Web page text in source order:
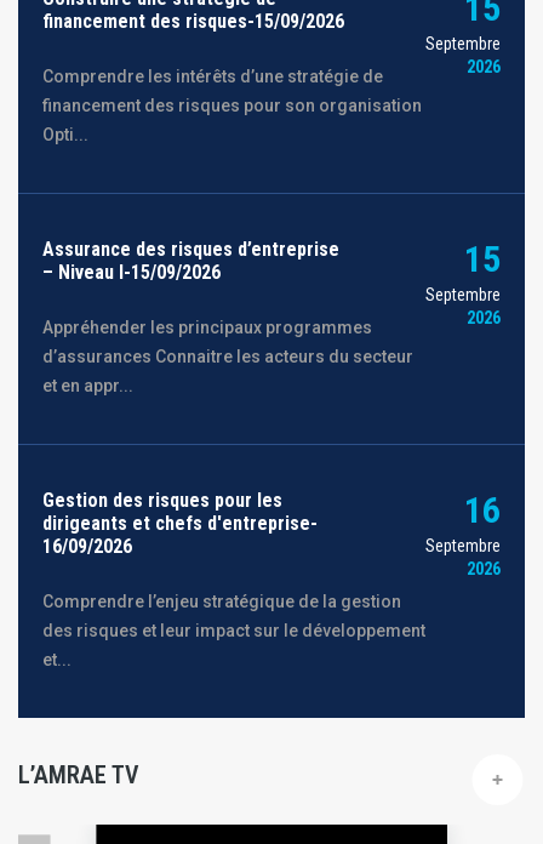
financement des risques-15/09/2026
Comprendre les intérêts d’une stratégie de
financement des risques pour son organisation
Opti...
Septembre
2026
Assurance des risques d’entreprise
– Niveau I-15/09/2026
Appréhender les principaux programmes
d’assurances Connaitre les acteurs du secteur
et en appr...
15
Septembre
2026
Gestion des risques pour les
dirigeants et chefs d'entreprise-
16/09/2026
Comprendre l’enjeu stratégique de la gestion
des risques et leur impact sur le développement
et...
16
Septembre
2026
L’AMRAE TV